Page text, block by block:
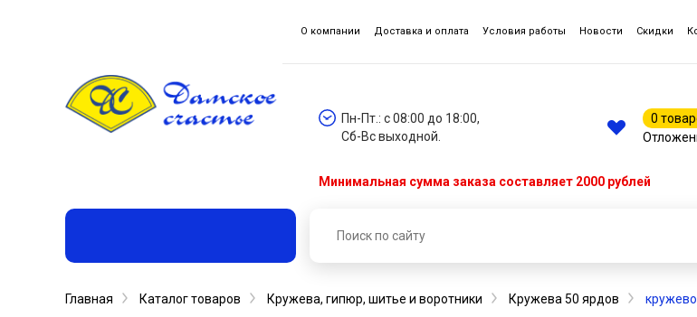
О компании Доставка и оплата Условия работы Новости Скидки
Пн-Пт.: с 08:00 до 18:00,
Сб-Вс выходной.
0
Минимальная сумма заказа составляет 2000 рублей
Главная Каталог товаров Кружева, гипюр, шитье и воротники Кружева 50 ярдов